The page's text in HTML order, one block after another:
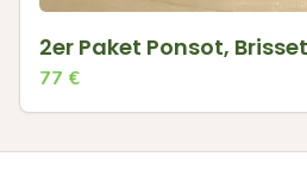
2er Paket Ponsot, Brisset
77 €